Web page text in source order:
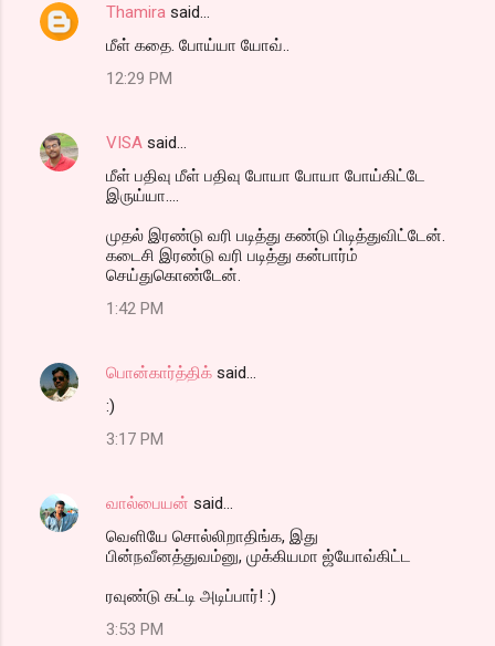
Thamira said…
மீள் கதை. போய்யா யோவ்..
12:29 PM
VISA said…
மீள் பதிவு மீள் பதிவு போயா போயா போய்கிட்டே
இருய்யா....
முதல் இரண்டு வரி படித்து கண்டு பிடித்துவிட்டேன்.
கடைசி இரண்டு வரி படித்து கன்பார்ம்
செய்துகொண்டேன்.
1:42 PM
பொன்கார்த்திக் said…
:)
3:17 PM
வால்பையன் said…
வெளியே சொல்லிறாதிங்க, இது
பின்நவீனத்துவம்னு, முக்கியமா ஜ்யோவ்கிட்ட
ரவுண்டு கட்டி அடிப்பார்! :)
3:53 PM